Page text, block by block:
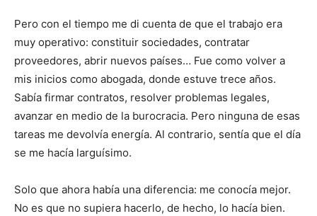
Pero con el tiempo me di cuenta de que el trabajo era
muy operativo: constituir sociedades, contratar
proveedores, abrir nuevos países… Fue como volver a
mis inicios como abogada, donde estuve trece años.
Sabía firmar contratos, resolver problemas legales,
avanzar en medio de la burocracia. Pero ninguna de esas
tareas me devolvía energía. Al contrario, sentía que el día
se me hacía larguísimo.
Solo que ahora había una diferencia: me conocía mejor.
No es que no supiera hacerlo, de hecho, lo hacía bien.